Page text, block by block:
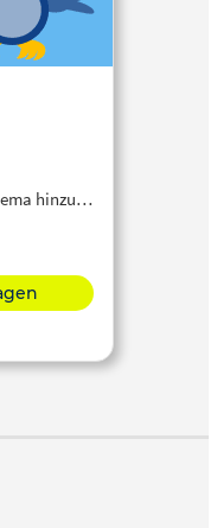
hinzu…